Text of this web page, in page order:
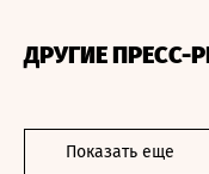
ДРУГИЕ ПРЕСС-
Показать еще